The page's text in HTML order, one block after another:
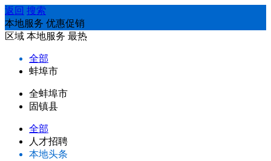
返回 搜索
本地服务 优惠促销
区域 本地服务 最热
全部
蚌埠市
全蚌埠市
固镇县
全部
人才招聘
本地头条